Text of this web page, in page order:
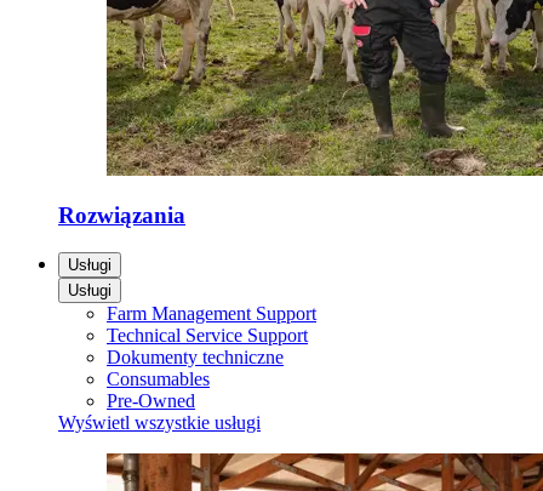
Rozwiązania
Usługi
Usługi
Farm Management Support
Technical Service Support
Dokumenty techniczne
Consumables
Pre-Owned
Wyświetl wszystkie usługi